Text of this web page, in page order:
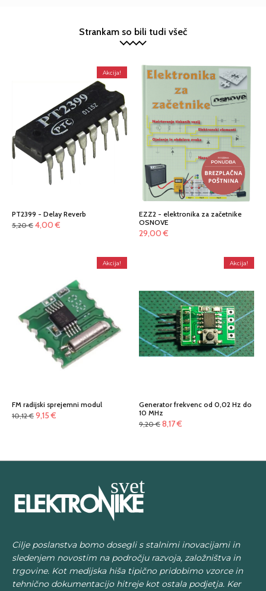
Strankam so bili tudi všeč
Akcija!
PT2399 - Delay Reverb
5,20€ Izvirna
4,00€
EZZ2 - elektronika za začetnike
OSNOVE
29,00€
Akcija!
FM radijski sprejemni modul
10,12€ Izvirna
9,15€
Akcija!
Generator frekvenc od 0,02 Hz do
10 MHz
9,20€ Izvirna
bila:
8,17€
8,17 €.
Cilje poslanstva bomo dosegli s stalnimi inovacijami in
sledenjem novostim na področju razvoja, založništva in
trgovine. Kot medijska hiša tipično pridobimo vzorce in
tehnično dokumentacijo hitreje kot ostala podjetja. Ker